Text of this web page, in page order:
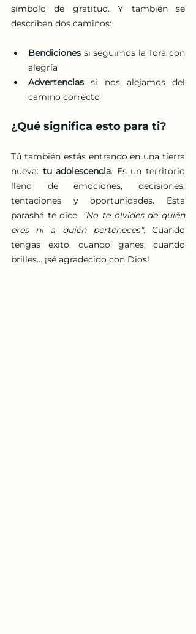
símbolo de gratitud. Y también se
describen dos caminos:
Bendiciones si seguimos la Torá con
alegría
Advertencias si nos alejamos del
camino correcto
¿Qué significa esto para ti?
Tú también estás entrando en una tierra
nueva: tu adolescencia. Es un territorio
lleno de emociones, decisiones,
tentaciones y oportunidades. Esta
parashá te dice: "No te olvides de quién
eres ni a quién perteneces". Cuando
tengas éxito, cuando ganes, cuando
brilles… ¡sé agradecido con Dios!